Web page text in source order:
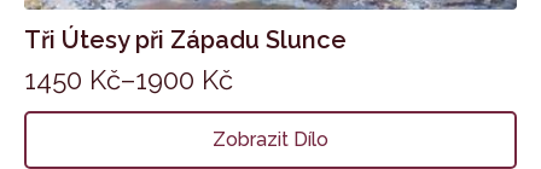
Tři Útesy při Západu Slunce
1450 Kč–1900 Kč
Zobrazit Dílo